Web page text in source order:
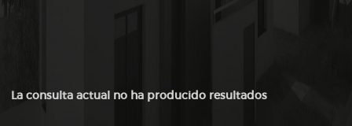
La consulta actual no ha producido resultados